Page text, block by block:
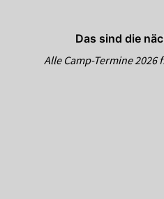
Das sind die
Alle Camp-Termine